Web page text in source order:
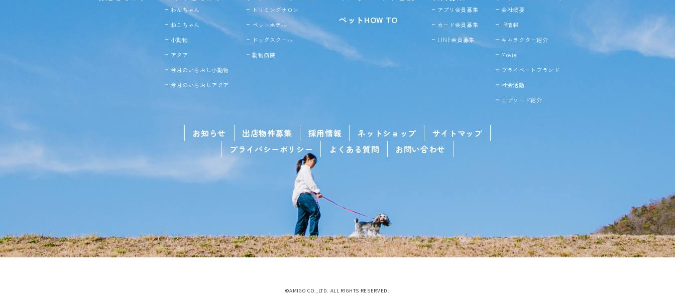
わんちゃん
ねこちゃん
小動物
アクア
今月のいちおし小動物
今月のいちおしアクア
トリミングサロン
ペットホテル
ドッグスクール
動物病院
ペットHOW TO
アプリ会員募集
カード会員募集
LINE会員募集
会社概要
IR情報
キャラクター紹介
Movie
プライベートブランド
社会活動
エピソード紹介
お知らせ 出店物件募集 採用情報 ネットショップ
サイトマップ
プライバシーポリシー
よくある質問 お問い合わせ
©AMIGO CO.,LTD. ALL RIGHTS RESERVED.